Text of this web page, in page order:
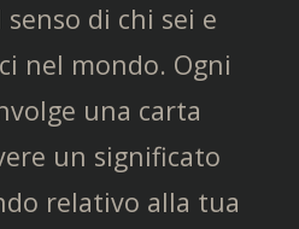
di chi sei e
nel mondo. Ogni
una carta
un significato
relativo alla tua